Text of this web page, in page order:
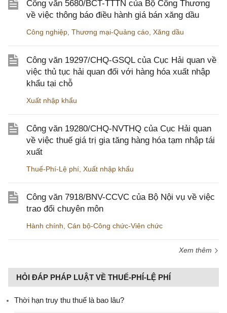
Công văn 5680/BCT-TTTN của Bộ Công Thương
về việc thông báo điều hành giá bán xăng dầu
Công nghiệp Thương mại-Quảng cáo Xăng dầu
Công văn 19297/CHQ-GSQL của Cục Hải quan về
việc thủ tục hải quan đối với hàng hóa xuất nhập
khẩu tại chỗ
Xuất nhập khẩu
Công văn 19280/CHQ-NVTHQ của Cục Hải quan
về việc thuế giá trị gia tăng hàng hóa tạm nhập tái
xuất
Thuế-Phí-Lệ phí Xuất nhập khẩu
Công văn 7918/BNV-CCVC của Bộ Nội vụ về việc
trao đổi chuyên môn
Hành chính Cán bộ-Công chức-Viên chức
Xem thêm
HỎI ĐÁP PHÁP LUẬT VỀ THUẾ-PHÍ-LỆ PHÍ
Thời hạn truy thu thuế là bao lâu?